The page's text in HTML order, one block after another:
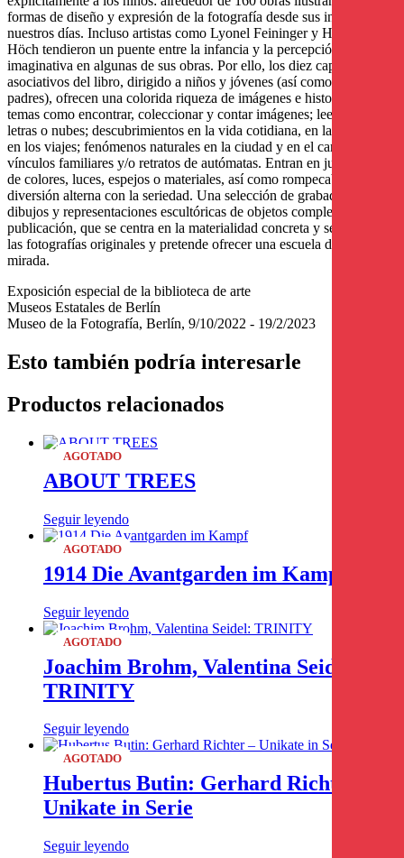
formas de diseño y expresión de la fotografía desde sus inicios hasta
nuestros días. Incluso artistas como Lyonel Feininger y Hannah
Höch tendieron un puente entre la infancia y la percepción
imaginativa en algunas de sus obras. Por ello, los diez capítulos
asociativos del libro, dirigido a niños y jóvenes (así como a sus
padres), ofrecen una colorida riqueza de imágenes e historias. Tocan
temas como encontrar, coleccionar y contar imágenes; leer números,
letras o nubes; descubrimientos en la vida cotidiana, en la escuela y
en los viajes; fenómenos naturales en la ciudad y en el campo;
vínculos familiares y/o retratos de autómatas. Entran en juego juegos
de colores, luces, espejos o materiales, así como rompecabezas, la
diversión alterna con la seriedad. Una selección de grabados,
dibujos y representaciones escultóricas de objetos complementan la
publicación, que se centra en la materialidad concreta y sensual de
las fotografías originales y pretende ofrecer una escuela de la
mirada.
Exposición especial de la biblioteca de arte
Museos Estatales de Berlín
Museo de la Fotografía, Berlín, 9/10/2022 - 19/2/2023
Esto también podría interesarle
Productos relacionados
AGOTADO
ABOUT TREES
Seguir leyendo
AGOTADO
1914 Die Avantgarden im Kampf
Seguir leyendo
AGOTADO
Joachim Brohm, Valentina Seidel:
TRINITY
Seguir leyendo
AGOTADO
Hubertus Butin: Gerhard Richter –
Unikate in Serie
Seguir leyendo